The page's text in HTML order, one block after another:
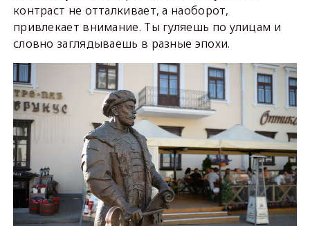
контраст не отталкивает, а наоборот,
привлекает внимание. Ты гуляешь по улицам и
словно заглядываешь в разные эпохи.